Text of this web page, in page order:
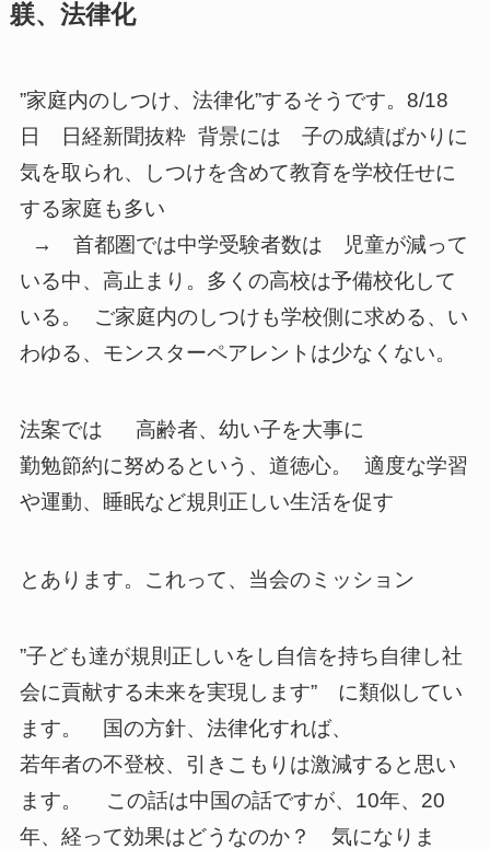
躾、法律化
”家庭内のしつけ、法律化”するそうです。8/18
日 日経新聞抜粋 背景には 子の成績ばかりに
気を取られ、しつけを含めて教育を学校任せに
する家庭も多い
→ 首都圏では中学受験者数は 児童が減って
いる中、高止まり。多くの高校は予備校化して
いる。 ご家庭内のしつけも学校側に求める、い
わゆる、モンスターペアレントは少なくない。
法案では 高齢者、幼い子を大事に
勤勉節約に努めるという、道徳心。 適度な学習
や運動、睡眠など規則正しい生活を促す
とあります。これって、当会のミッション
”子ども達が規則正しいをし自信を持ち自律し社
会に貢献する未来を実現します” に類似してい
ます。 国の方針、法律化すれば、
若年者の不登校、引きこもりは激減すると思い
ます。 この話は中国の話ですが、10年、20
年、経って効果はどうなのか？ 気になりま